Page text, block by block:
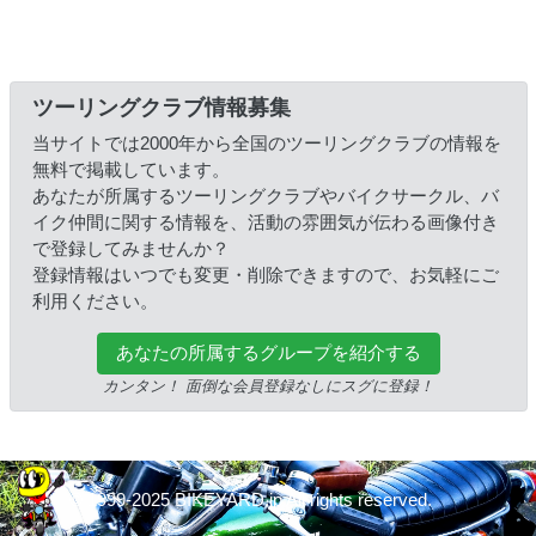
ツーリングクラブ情報募集
当サイトでは2000年から全国のツーリングクラブの情報を
無料で掲載しています。
あなたが所属するツーリングクラブやバイクサークル、バ
イク仲間に関する情報を、活動の雰囲気が伝わる画像付き
で登録してみませんか？
登録情報はいつでも変更・削除できますので、お気軽にご
利用ください。
あなたの所属するグループを紹介する
カンタン！ 面倒な会員登録なしにスグに登録！
© 1999-2025 BIKEYARD.jp All rights reserved.